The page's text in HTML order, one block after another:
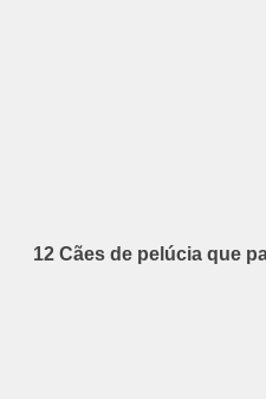
12 Cães de pelúcia que